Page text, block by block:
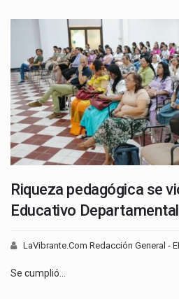
Riqueza pedagógica se
Educativo
LaVibrante.Com Redacción General -
Se cumplió…